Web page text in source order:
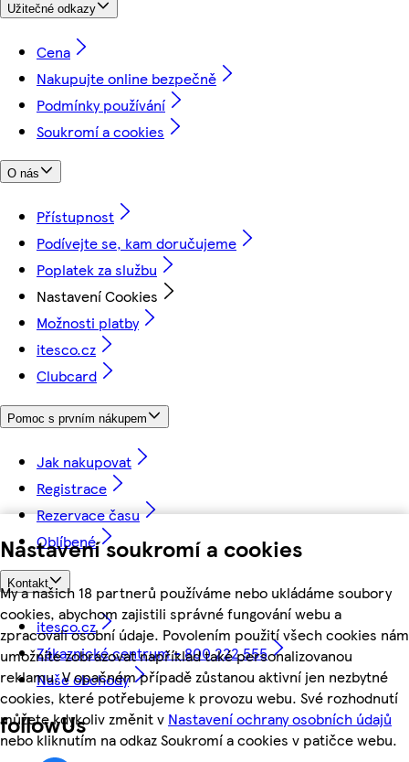
Nastavení soukromí a cookies
My a našich 18 partnerů používáme nebo ukládáme soubory
cookies, abychom zajistili správné fungování webu a
zpracovali osobní údaje. Povolením použití všech cookies nám
umožníte zobrazovat například také personalizovanou
reklamu. V opačném případě zůstanou aktivní jen nezbytné
cookies, které potřebujeme k provozu webu. Své rozhodnutí
můžete kdykoliv změnit v Nastavení ochrany osobních údajů
nebo kliknutím na odkaz Soukromí a cookies v patičce webu.
Užitečné odkazy
Cena
Nakupujte online bezpečně
Podmínky používání
Soukromí a cookies
O nás
Přístupnost
Podívejte se, kam doručujeme
Poplatek za službu
Nastavení Cookies
Možnosti platby
itesco.cz
Clubcard
Pomoc s prvním nákupem
Jak nakupovat
Registrace
Rezervace času
Oblíbené
Kontakt
itesco.cz
Zákaznické centrum - 800 222 555
Naše obchody
followUs